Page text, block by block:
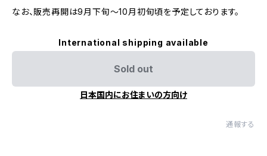
なお、販売再開は9月下旬〜10月初旬頃を予定しております。
International shipping available
Sold out
日本国内にお住まいの方向け
通報する